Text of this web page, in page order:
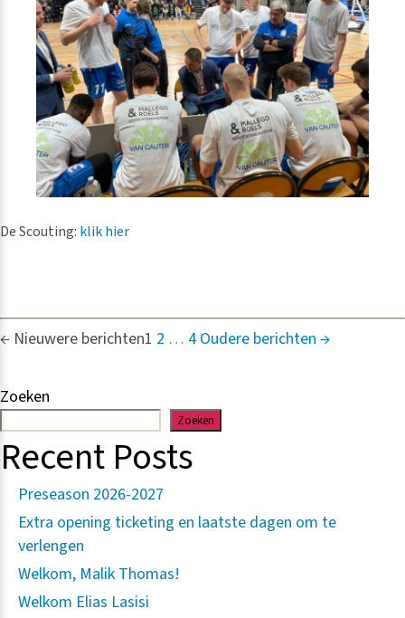
De Scouting: klik hier
Berichten
paginering
← Nieuwere berichten1 2 … 4 Oudere berichten →
Zoeken
Zoeken
Recent Posts
Preseason 2026-2027
Extra opening ticketing en laatste dagen om te
verlengen
Welkom, Malik Thomas!
Welkom Elias Lasisi